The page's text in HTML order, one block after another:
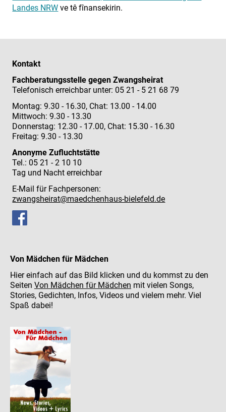
Landes NRW ve tê fînansekirin.
Kontakt
Fachberatungsstelle gegen Zwangsheirat
Telefonisch erreichbar unter: 05 21 - 5 21 68 79
Montag: 9.30 - 16.30, Chat: 13.00 - 14.00
Mittwoch: 9.30 - 13.30
Donnerstag: 12.30 - 17.00, Chat: 15.30 - 16.30
Freitag: 9.30 - 13.30
Anonyme Zufluchtstätte
Tel.: 05 21 - 2 10 10
Tag und Nacht erreichbar
E-Mail für Fachpersonen:
zwangsheirat@maedchenhaus-bielefeld.de
Von Mädchen für Mädchen
Hier einfach auf das Bild klicken und du kommst zu den
Seiten Von Mädchen für Mädchen mit vielen Songs,
Stories, Gedichten, Infos, Videos und vielem mehr. Viel
Spaß dabei!